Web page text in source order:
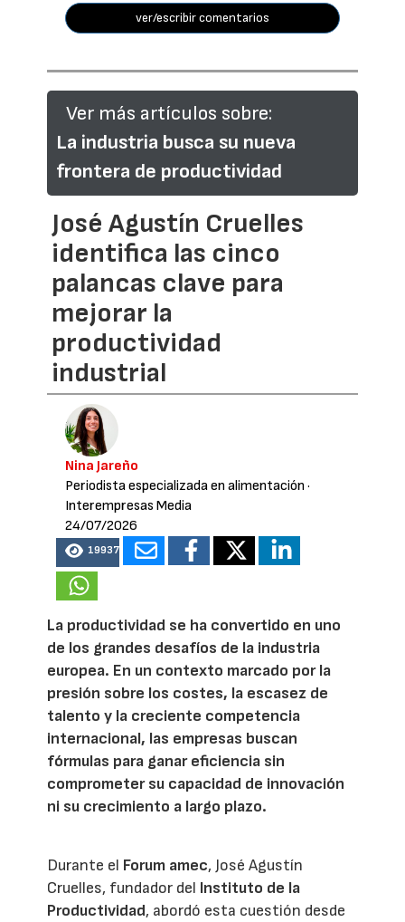
ver/escribir comentarios
Ver más artículos sobre:
La industria busca su nueva
frontera de productividad
José Agustín Cruelles
identifica las cinco
palancas clave para
mejorar la
productividad
industrial
Nina Jareño
Periodista especializada en alimentación ·
Interempresas Media
24/07/2026
19937
La productividad se ha convertido en uno
de los grandes desafíos de la industria
europea. En un contexto marcado por la
presión sobre los costes, la escasez de
talento y la creciente competencia
internacional, las empresas buscan
fórmulas para ganar eficiencia sin
comprometer su capacidad de innovación
ni su crecimiento a largo plazo.
Durante el Forum amec, José Agustín
Cruelles, fundador del Instituto de la
Productividad, abordó esta cuestión desde